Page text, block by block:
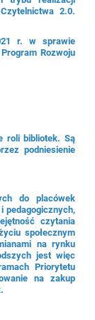
2.0.
r. w sprawie
Rozwoju
roli bibliotek. Są
podniesienie
do placówek
pedagogicznych,
czytania
społecznym
na rynku
jest więc
Priorytetu
na zakup